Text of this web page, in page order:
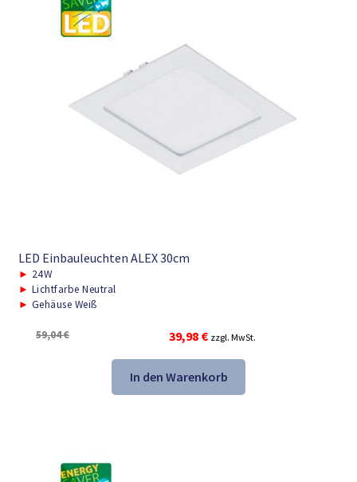
LED Einbauleuchten ALEX 30cm
► 24W
► Lichtfarbe Neutral
► Gehäuse Weiß
59,04€
Ursprünglicher
Preis
war:
59,04 €
39,98 €Aktueller
Preis
ist:
39,98 €.
zzgl. MwSt.
In den Warenkorb